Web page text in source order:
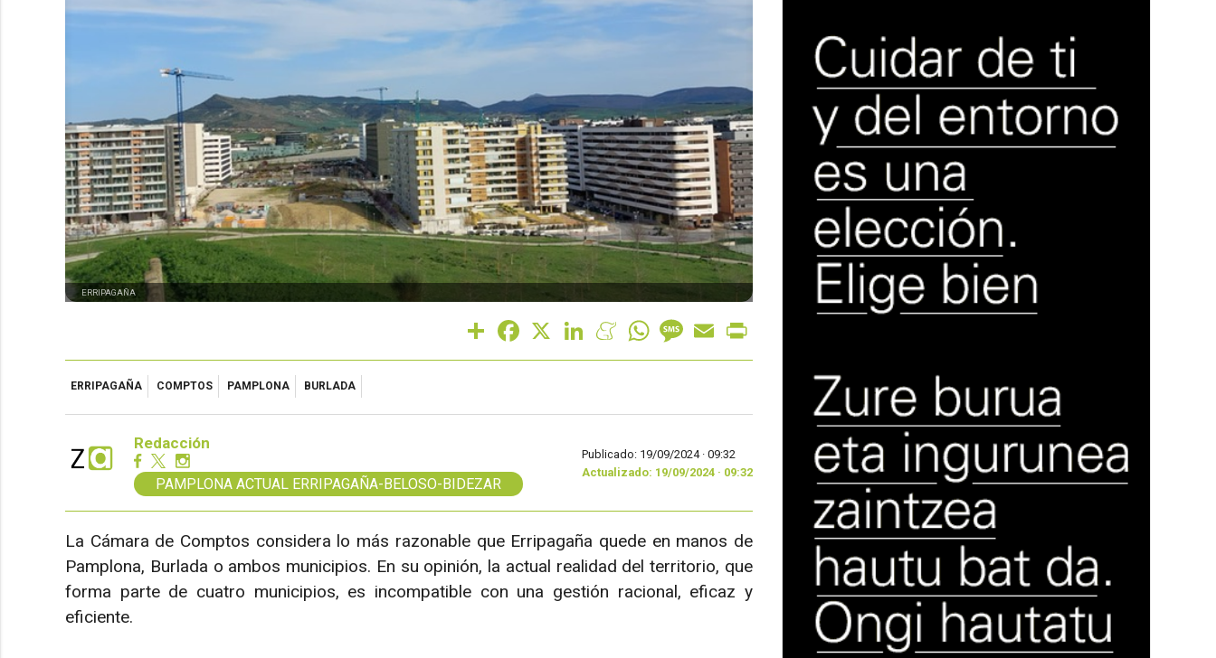
ERRIPAGAÑA
Share Facebook LinkedInMeneameWhatsAppMessage
Email
ERRIPAGAÑA COMPTOS PAMPLONA BURLADA
Redacción
PAMPLONA ACTUAL ERRIPAGAÑA-BELOSO-BIDEZAR
Publicado: 19/09/2024 · 09:32
Actualizado: 19/09/2024 · 09:32
La Cámara de Comptos considera lo más razonable que Erripagaña quede en manos de
Pamplona, Burlada o ambos municipios. En su opinión, la actual realidad del territorio, que
forma parte de cuatro municipios, es incompatible con una gestión racional, eficaz y
eficiente.